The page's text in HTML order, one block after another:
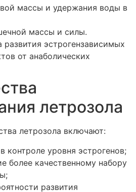
массы и удержания воды в
массы и силы.
эстрогензависимых
от анаболических
летрозола
летрозола включают:
контроле уровня эстрогенов;
более качественному набору
развития